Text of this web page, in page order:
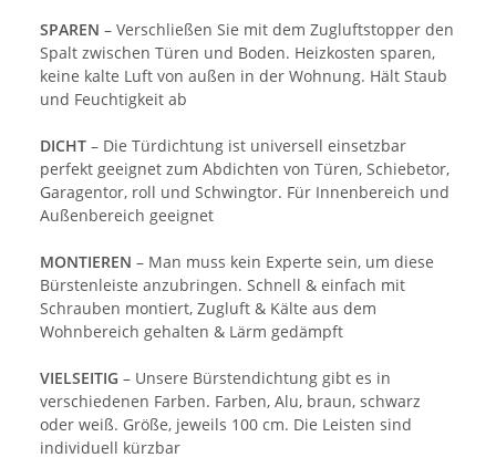
SPAREN – Verschließen Sie mit dem Zugluftstopper den
Spalt zwischen Türen und Boden. Heizkosten sparen,
keine kalte Luft von außen in der Wohnung. Hält Staub
und Feuchtigkeit ab
DICHT – Die Türdichtung ist universell einsetzbar
perfekt geeignet zum Abdichten von Türen, Schiebetor,
Garagentor, roll und Schwingtor. Für Innenbereich und
Außenbereich geeignet
MONTIEREN – Man muss kein Experte sein, um diese
Bürstenleiste anzubringen. Schnell & einfach mit
Schrauben montiert, Zugluft & Kälte aus dem
Wohnbereich gehalten & Lärm gedämpft
VIELSEITIG – Unsere Bürstendichtung gibt es in
verschiedenen Farben. Farben, Alu, braun, schwarz
oder weiß. Größe, jeweils 100 cm. Die Leisten sind
individuell kürzbar